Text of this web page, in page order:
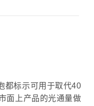
都标示可用于取代40
面上产品的光通量做